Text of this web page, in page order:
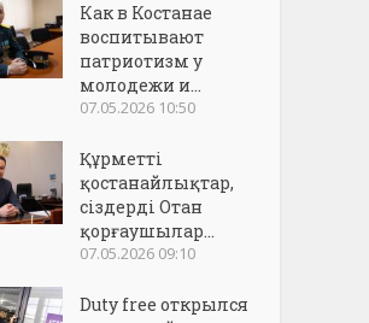
Как в Костанае
воспитывают
патриотизм у
молодежи и...
07.05.2026 10:50
Құрметті
қостанайлықтар,
сіздерді Отан
қорғаушылар...
07.05.2026 09:10
Duty free открылся